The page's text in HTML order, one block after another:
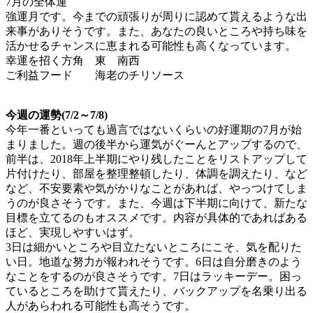
強運月です。今までの頑張りが周りに認めて貰えるような出
来事がありそうです。また、あなたの良いところや持ち味を
活かせるチャンスに恵まれる可能性も高くなっています。
幸運を招く方角 東 南西
ご利益フード 海老のチリソース
今週の運勢(7/2～7/8)
今年一番といっても過言ではないくらいの好運期の7月が始
まりました。週の後半から運気がぐーんとアップするので、
前半は、2018年上半期にやり残したことをリストアップして
片付けたり、部屋を整理整頓したり、体調を調えたり、など
など、不安要素や気がかりなことがあれば、やっつけてしま
うのが良さそうです。また、今週は下半期に向けて、新たな
目標を立てるのもオススメです。内容が具体的であればある
ほど、実現しやすいはず。
3日は細かいところや目立たないところにこそ、気を配りた
い日。地道な努力が報われそうです。6日は自分磨きのよう
なことをするのが良さそうです。7日はラッキーデー。困っ
ているところを助けて貰えたり、バックアップを名乗り出る
人があらわれる可能性も高そうです。